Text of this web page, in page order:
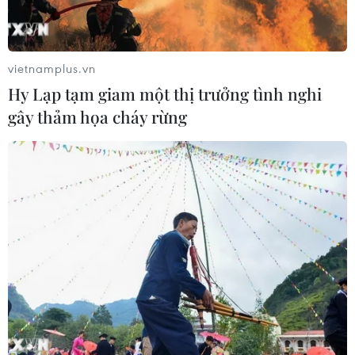
Iran và Oman đạt thỏa thuận về
tuyến vận tải qua eo biển Hormuz
06/08/2026 04:36
Từ hạt nhân đến eo biển
Hormuz: Đòn bẩy chiến lược mới của
06/08/2026 04:36
Xung đột Hamas-Israel: Israel chưa
chấp thuận kế hoạch về Dải Gaza
06/08/2026 03:45
Mỹ dỡ bỏ lệnh trừng phạt đối với
vietnamplus.vn
Hy Lạp tạm giam một thị trưởng tình nghi
gây thảm họa cháy rừng